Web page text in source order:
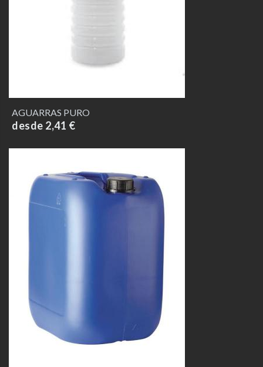
AGUARRAS PURO
desde 2,41 €